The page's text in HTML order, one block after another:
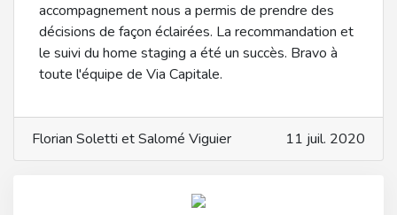
accompagnement nous a permis de prendre des
décisions de façon éclairées. La recommandation et
le suivi du home staging a été un succès. Bravo à
toute l'équipe de Via Capitale.
Florian Soletti et Salomé Viguier 11 juil. 2020